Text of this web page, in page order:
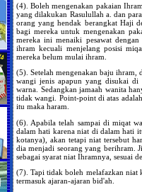
(4). Boleh mengenakan pakaian
yang dilakukan Rasulullah a. dan
orang yang hendak berangkat Haji
bagi mereka untuk mengenakan
mereka ini menaiki pesawat
ihram kecuali menjelang posisi
mereka belum mulai ihram.
(5). Setelah mengenakan baju
wangi jenis apapun yang disukai di
warna. Sedangkan jamaah wanita
tidak wangi. Point-point di atas
itu maka haram.
(6). Apabila telah sampai di miqat
dalam hati karena niat di dalam hati
kotanya), akan tetapi niat tersebut
dia menjadi seorang yang berihram.
sebagai syarat niat Ihramnya, sesuai
(7). Tapi tidak boleh melafazkan niat
termasuk ajaran-ajaran bid'ah.